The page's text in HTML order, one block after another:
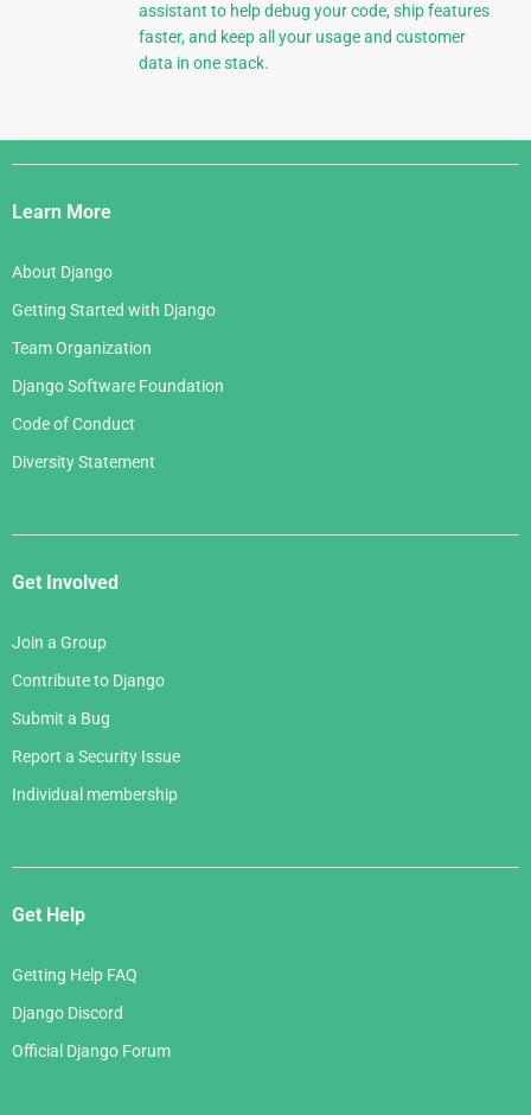
assistant to help debug your code, ship features
faster, and keep all your usage and customer
data in one stack.
Django
Links
Learn More
About Django
Getting Started with Django
Team Organization
Django Software Foundation
Code of Conduct
Diversity Statement
Get Involved
Join a Group
Contribute to Django
Submit a Bug
Report a Security Issue
Individual membership
Get Help
Getting Help FAQ
Django Discord
Official Django Forum